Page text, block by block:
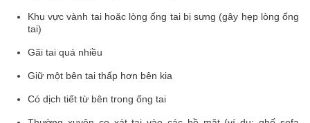
Khu vực vành tai hoăc lòng ống tai bị sưng (gây hẹp lòng ống
tai)
Gãi tai quá nhiều
Giữ một bên tai thấp hơn bên kia
Có dịch tiết từ bên trong ống tai